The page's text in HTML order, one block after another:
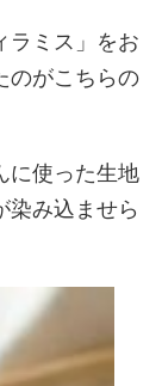
ラミス」をお
のがこちらの
に使った生地
染み込ませら